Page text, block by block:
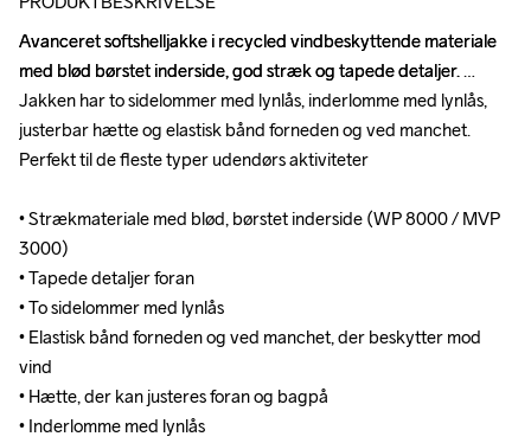
Avanceret softshelljakke i recycled vindbeskyttende materiale
med blød børstet inderside, god stræk og tapede detaljer.
Jakken har to sidelommer med lynlås, inderlomme med lynlås,
justerbar hætte og elastisk bånd forneden og ved manchet.
Perfekt til de fleste typer udendørs aktiviteter
• Strækmateriale med blød, børstet inderside (WP 8000 / MVP
3000)
• Tapede detaljer foran
• To sidelommer med lynlås
• Elastisk bånd forneden og ved manchet, der beskytter mod
vind
• Hætte, der kan justeres foran og bagpå
• Inderlomme med lynlås
Avanceret softshelljakke i recycled vindbeskyttende materiale
med blød børstet inderside, god stræk og tapede detaljer.
Jakken har to sidelommer med lynlås, inderlomme med lynlås,
justerbar hætte og elastisk bånd forneden og ved manchet.
Perfekt til de fleste typer udendørs aktiviteter
• Strækmateriale med blød, børstet inderside (WP 8000 / MVP
3000)
• Tapede detaljer foran
• To sidelommer med lynlås
• Elastisk bånd forneden og ved manchet, der beskytter mod
vind
• Hætte, der kan justeres foran og bagpå
• Inderlomme med lynlås